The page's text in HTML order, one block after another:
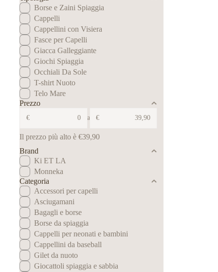
Borse e Zaini Spiaggia
Cappelli
Cappellini con Visiera
Fasce per Capelli
Giacca Galleggiante
Giochi Spiaggia
Occhiali Da Sole
T-shirt Nuoto
Telo Mare
Prezzo
€ a €
Il prezzo più alto è €39,90
Brand
Ki ET LA
Monneka
Categoria
Accessori per capelli
Asciugamani
Bagagli e borse
Borse da spiaggia
Cappelli per neonati e bambini
Cappellini da baseball
Gilet da nuoto
Giocattoli spiaggia e sabbia